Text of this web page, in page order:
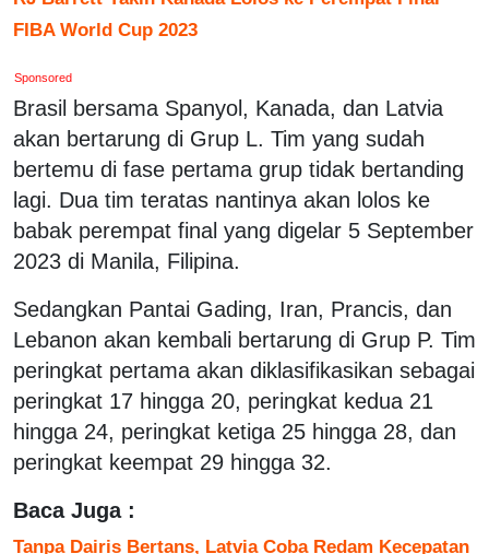
FIBA World Cup 2023
Sponsored
Brasil bersama Spanyol, Kanada, dan Latvia
akan bertarung di Grup L. Tim yang sudah
bertemu di fase pertama grup tidak bertanding
lagi. Dua tim teratas nantinya akan lolos ke
babak perempat final yang digelar 5 September
2023 di Manila, Filipina.
Sedangkan Pantai Gading, Iran, Prancis, dan
Lebanon akan kembali bertarung di Grup P. Tim
peringkat pertama akan diklasifikasikan sebagai
peringkat 17 hingga 20, peringkat kedua 21
hingga 24, peringkat ketiga 25 hingga 28, dan
peringkat keempat 29 hingga 32.
Baca Juga :
Tanpa Dairis Bertans, Latvia Coba Redam Kecepatan